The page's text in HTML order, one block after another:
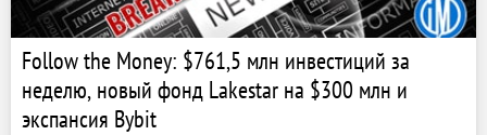
Follow the Money: $761,5 млн инвестиций за
неделю, новый фонд Lakestar на $300 млн и
экспансия Bybit